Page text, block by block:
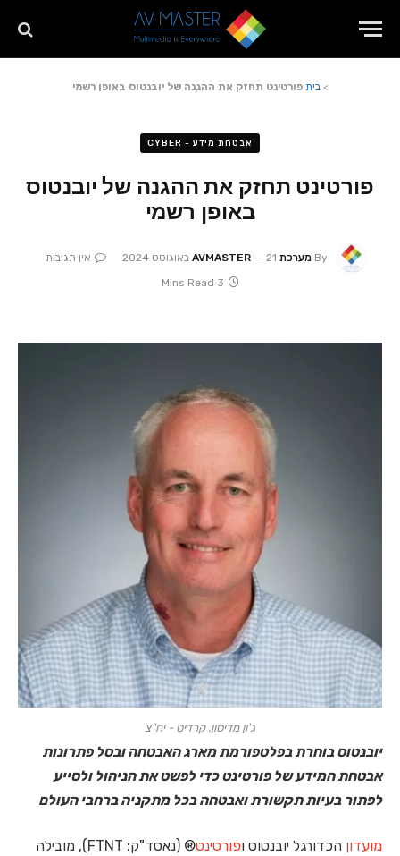
>בית פורטינט תחזק את ההגנה של יובנטוס באופן רשמי
אבטחת מידע - CYBER
פורטינט תחזק את ההגנה של יובנטוס
באופן רשמי
By מערכת AVMASTER 21 באוגוסט 2024
אין תגובות
3 Mins Read
ג'ון מדיסון. קרדיט - יח"צ
יובנטוס בוחרת בפלטפורמת מארג האבטחה ובסל פתרונות
אבטחת המידע של פורטינט כדי לפשט את הניהול ולסייע
לפתור בעיות תקשורת ואבטחה בכל מתקניה ברחבי העולם
מועדון הכדורגל יובנטוס ופורטינט
® (נאסד"ק: FTNT), מובילה